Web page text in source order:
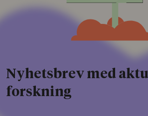
Nyhetsbrev med
forskning